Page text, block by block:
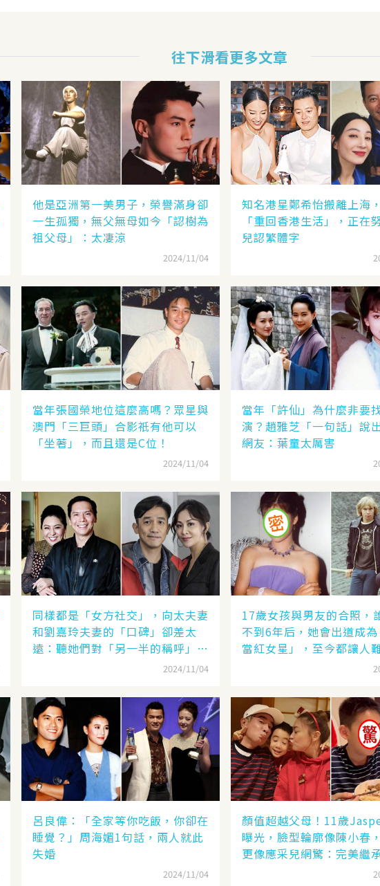
往下滑看更多文章
他是亞洲第一美男子，榮譽滿身卻
一生孤獨，無父無母如今「認樹為
祖父母」：太凄涼
2024/11/04
知名港星鄭希怡搬離上海
「重回香港生活」，正在
兒認繁體字
當年張國榮地位這麼高嗎？眾星與
澳門「三巨頭」合影祇有他可以
「坐著」，而且還是C位！
2024/11/04
當年「許仙」為什麼非要
演？趙雅芝「一句話」說
網友：葉童太厲害
同樣都是「女方社交」，向太夫妻
和劉嘉玲夫妻的「口碑」卻差太
遠：聽她們對「另一半的稱呼」就
2024/11/04
17歲女孩與男友的合照，
不到6年后，她會出道成
當紅女星」，至今都讓人
呂良偉：「全家等你吃飯，你卻在
睡覺？」周海媚1句話，兩人就此
失婚
2024/11/04
顏值超越父母！11歲
曝光，臉型輪廓像陳小春
更像應采兒網驚：完美繼